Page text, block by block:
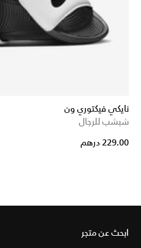
نايكي فيكتوري ون
شبشب للرجال
229.00 درهم
ابحث عن متجر